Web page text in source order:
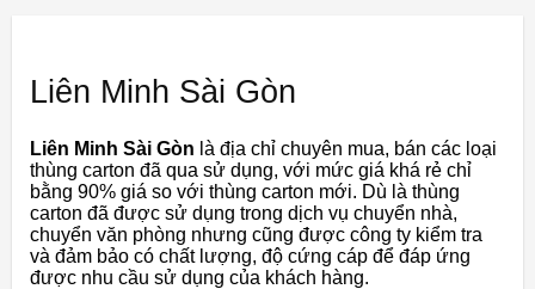
Liên Minh Sài Gòn
Liên Minh Sài Gòn là địa chỉ chuyên mua, bán các loại
thùng carton đã qua sử dụng, với mức giá khá rẻ chỉ
bằng 90% giá so với thùng carton mới. Dù là thùng
carton đã được sử dụng trong dịch vụ chuyển nhà,
chuyển văn phòng nhưng cũng được công ty kiểm tra
và đảm bảo có chất lượng, độ cứng cáp để đáp ứng
được nhu cầu sử dụng của khách hàng.